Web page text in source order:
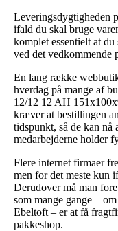
Leveringsdygtigheden
ifald du skal bruge
komplet essentielt at
ved det vedkommende
En lang række
hverdag på mange af
12/12 12 AH
kræver at bestillingen
tidspunkt, så de kan nå
medarbejderne holder
Flere internet firmaer
men for det meste kun
Derudover må man
som mange gange –
Ebeltoft – er at få
pakkeshop.